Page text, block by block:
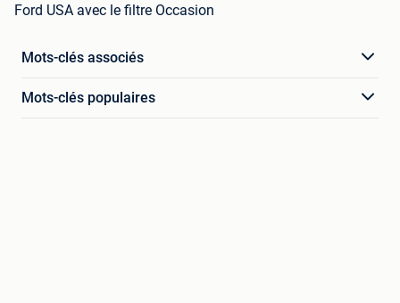
Ford USA avec le filtre Occasion
Mots-clés associés
Mots-clés populaires